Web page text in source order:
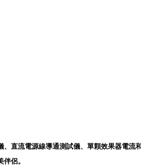
直流電源線導通測試儀、單顆效果器電流
侶。